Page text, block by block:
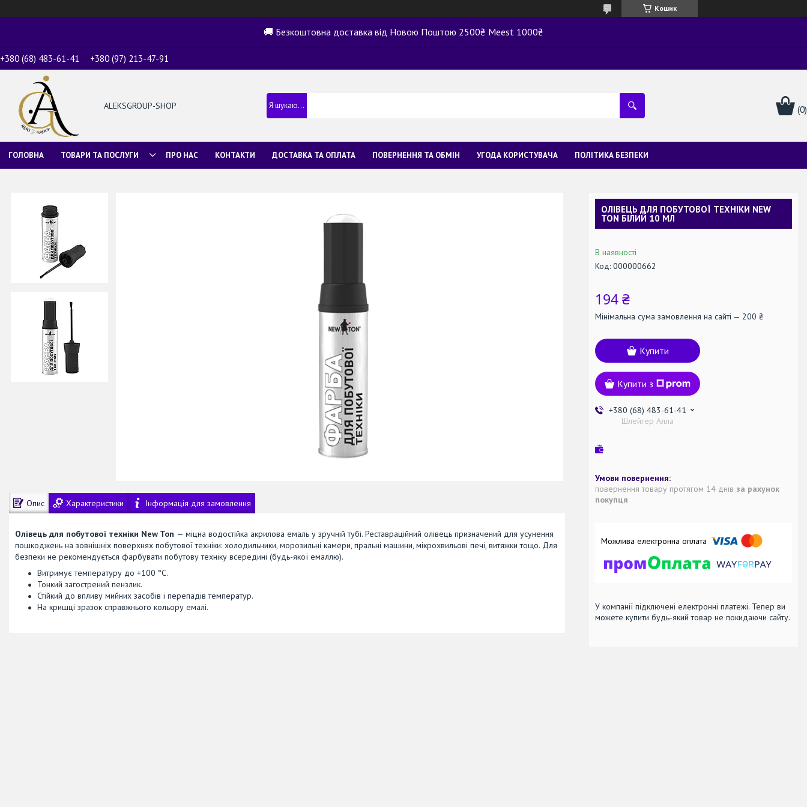
Кошик
🚚 Безкоштовна доставка від Новою Поштою 2500₴ Meest 1000₴
+380 (68) 483-61-41 +380 (97) 213-47-91
ALEKSGROUP-SHOP
ГОЛОВНА ТОВАРИ ТА ПОСЛУГИ ПРО НАС КОНТАКТИ ДОСТАВКА ТА ОПЛАТА ПОВЕРНЕННЯ ТА ОБМІН УГОДА КОРИСТУВАЧА ПОЛІТИКА БЕЗПЕКИ
Опис Характеристики Інформація для замовлення
Олівець для побутової техніки New Ton — міцна водостійка акрилова емаль у зручній тубі. Реставраційний олівець призначений для усунення
пошкоджень на зовнішніх поверхнях побутової техніки: холодильники, морозильні камери, пральні машини, мікрохвильові печі, витяжки тощо. Для
безпеки не рекомендується фарбувати побутову техніку всередині (будь-якої емаллю).
Витримує температуру до +100 °C.
Тонкий загострений пензлик.
Стійкий до впливу мийних засобів і перепадів температур.
На кришці зразок справжнього кольору емалі.
ОЛІВЕЦЬ ДЛЯ ПОБУТОВОЇ ТЕХНІКИ NEW
TON БІЛИЙ 10 МЛ
В наявності
Код: 000000662
194 ₴
Мінімальна сума замовлення на сайті — 200 ₴
Купити
Купити з
+380 (68) 483-61-41
Шлейгер Алла
повернення товару протягом 14 днів за рахунок
покупця
У компанії підключені електронні платежі. Тепер ви
можете купити будь-який товар не покидаючи сайту.